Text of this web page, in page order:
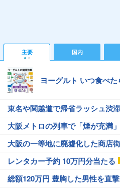
主要 国内
ヨーグルト いつ食べ
東名や関越道で帰省ラッシュ渋滞
大阪メトロの列車で「煙が充満」
大阪の一等地に廃墟化した商店街
レンタカー予約 10万円分当たる
総額120万円 豊胸した男性を直撃